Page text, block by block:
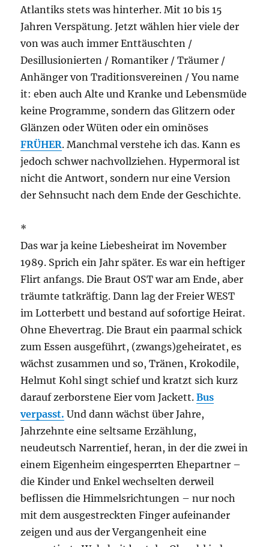
Atlantiks stets was hinterher. Mit 10 bis 15
Jahren Verspätung. Jetzt wählen hier viele der
von was auch immer Enttäuschten /
Desillusionierten / Romantiker / Träumer /
Anhänger von Traditionsvereinen / You name
it: eben auch Alte und Kranke und Lebensmüde
keine Programme, sondern das Glitzern oder
Glänzen oder Wüten oder ein ominöses
FRÜHER. Manchmal verstehe ich das. Kann es
jedoch schwer nachvollziehen. Hypermoral ist
nicht die Antwort, sondern nur eine Version
der Sehnsucht nach dem Ende der Geschichte.
*
Das war ja keine Liebesheirat im November
1989. Sprich ein Jahr später. Es war ein heftiger
Flirt anfangs. Die Braut OST war am Ende, aber
träumte tatkräftig. Dann lag der Freier WEST
im Lotterbett und bestand auf sofortige Heirat.
Ohne Ehevertrag. Die Braut ein paarmal schick
zum Essen ausgeführt, (zwangs)geheiratet, es
wächst zusammen und so, Tränen, Krokodile,
Helmut Kohl singt schief und kratzt sich kurz
darauf zerborstene Eier vom Jackett.Bus
verpasst. Und dann wächst über Jahre,
Jahrzehnte eine seltsame Erzählung,
neudeutsch Narrentief, heran, in der die zwei in
einem Eigenheim eingesperrten Ehepartner –
die Kinder und Enkel wechselten derweil
beflissen die Himmelsrichtungen – nur noch
mit dem ausgestreckten Finger aufeinander
zeigen und aus der Vergangenheit eine